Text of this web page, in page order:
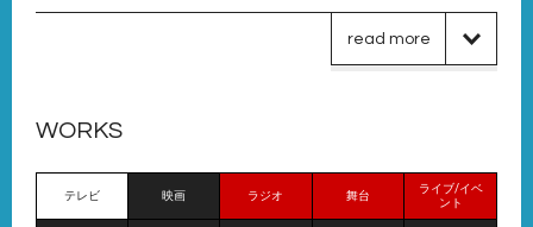
read more
WORKS
テレビ 映画 ラジオ 舞台
ライブ/イベ
ント